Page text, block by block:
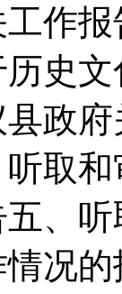
作
史
政
取
、
况